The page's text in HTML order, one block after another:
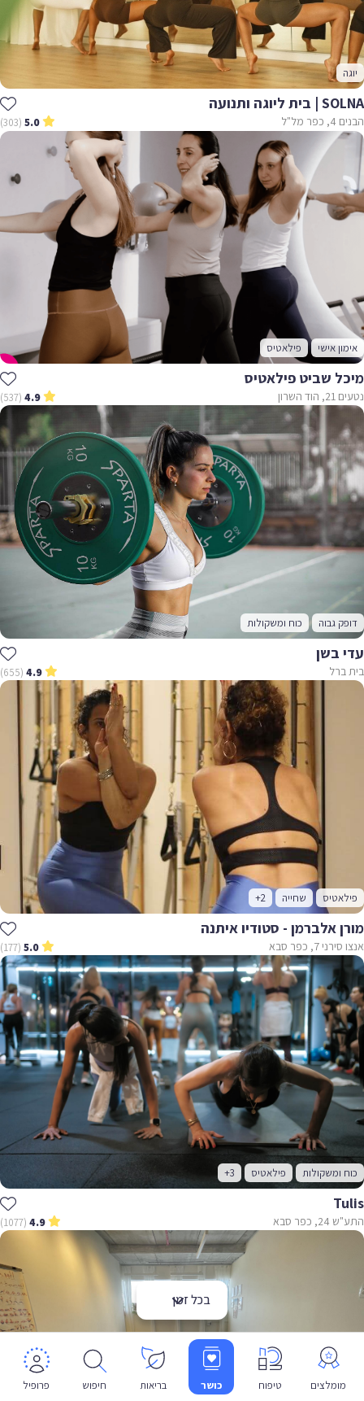
יוגה
SOLNA | בית ליוגה ותנועה
הבנים 4, כפר מל"ל 5.0
(303)
אימון אישי פילאטיס
מיכל שביט פילאטיס
נטעים 21, הוד השרון 4.9
(537)
דופק גבוה כוח ומשקולות
עדי בשן
בית ברל 4.9
(655)
פילאטיס שחייה +2
מורן אלברמן - סטודיו איתנה
אנצו סירני 7, כפר סבא 5.0
(177)
כוח ומשקולות פילאטיס +3
Tulis
התע"ש 24, כפר סבא 4.9
(1077)
בכל זמן
מומלצים טיפוח כושר בריאות חיפוש פרופיל